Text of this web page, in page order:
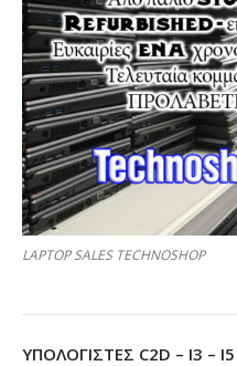
LAPTOP SALES TECHNOSHOP
ΥΠΟΛΟΓΙΣΤΕΣ C2D – I3 – I5